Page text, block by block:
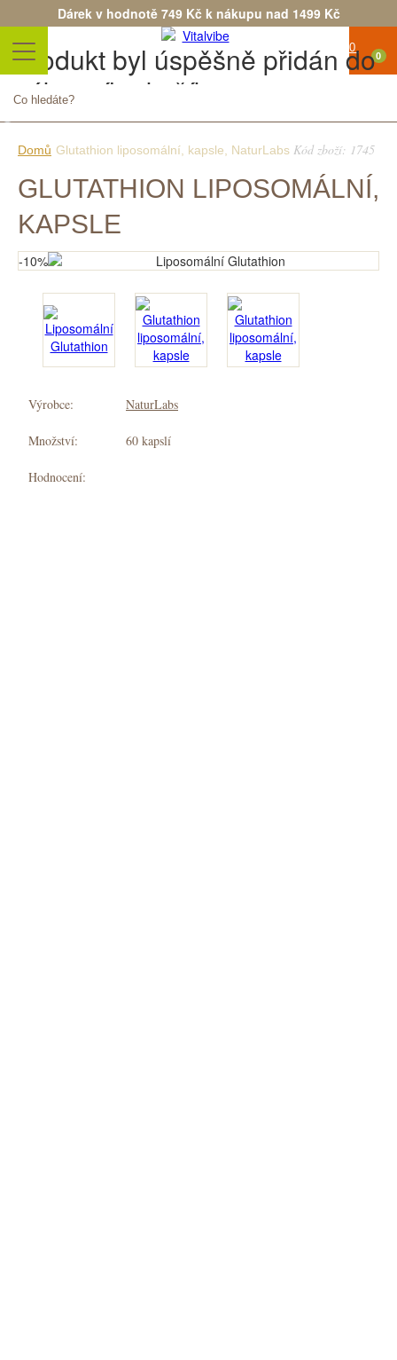
Dárek v hodnotě 749 Kč k nákupu nad 1499 Kč
0
Produkt byl úspěšně přidán do
nákupního košíku
Pokračovat v nákupuObjednat
Domů Glutathion liposomální, kapsle, NaturLabs Kód zboží: 1745
GLUTATHION LIPOSOMÁLNÍ,
KAPSLE
-10%
Výrobce: NaturLabs
Množství: 60 kapslí
Hodnocení: